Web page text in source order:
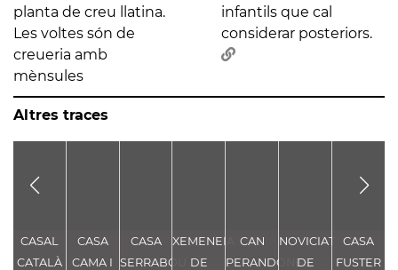
planta de creu llatina.
Les voltes són de
creueria amb
mènsules
infantils que cal
considerar posteriors.
Altres traces
CASAL
CATALÀ
CASA
CAMA I
CASA
SERRABOU
XEMENEIA
DE
CAN
PERANDONES
NOVICIAT
DE
CASA
FUSTER